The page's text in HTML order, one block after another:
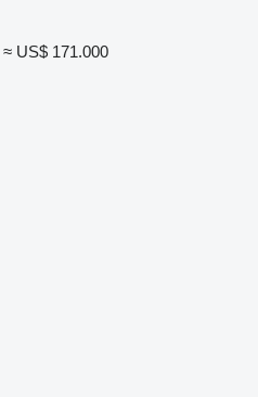
≈ US$ 171.000